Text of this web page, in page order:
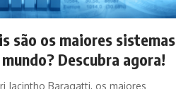
são os maiores sistemas
Descubra agora!
Jacintho Baragatti, os maiores